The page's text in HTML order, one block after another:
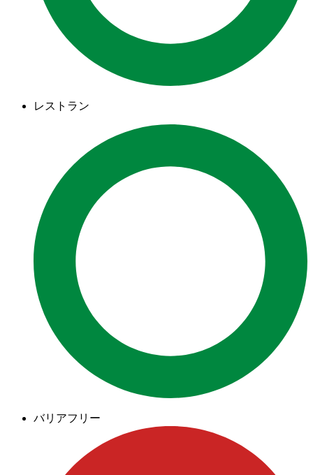
レストラン
バリアフリー